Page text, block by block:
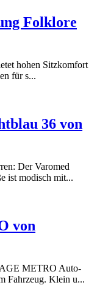
Folklore
hohen Sitzkomfort
für s...
36 von
Der Varomed
ist modisch mit...
von
METRO Auto-
Fahrzeug. Klein u...